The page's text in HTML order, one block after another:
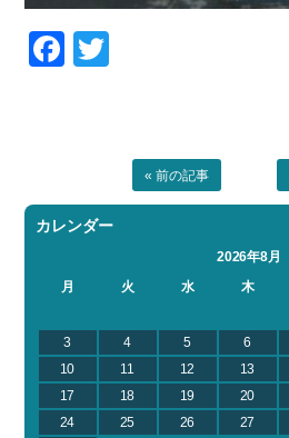
Facebook
« 前の記事
カレンダー
2026年8月
月
火 水 木
3
4 5 6
10
11 12 13
17
18 19 20
24
25 26 27